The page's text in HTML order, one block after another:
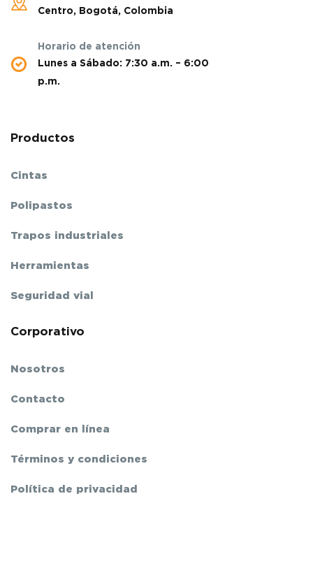
Centro, Bogotá, Colombia
Horario de atención
Lunes a Sábado: 7:30 a.m. – 6:00
p.m.
Productos
Cintas
Polipastos
Trapos industriales
Herramientas
Seguridad vial
Corporativo
Nosotros
Contacto
Comprar en línea
Términos y condiciones
Política de privacidad